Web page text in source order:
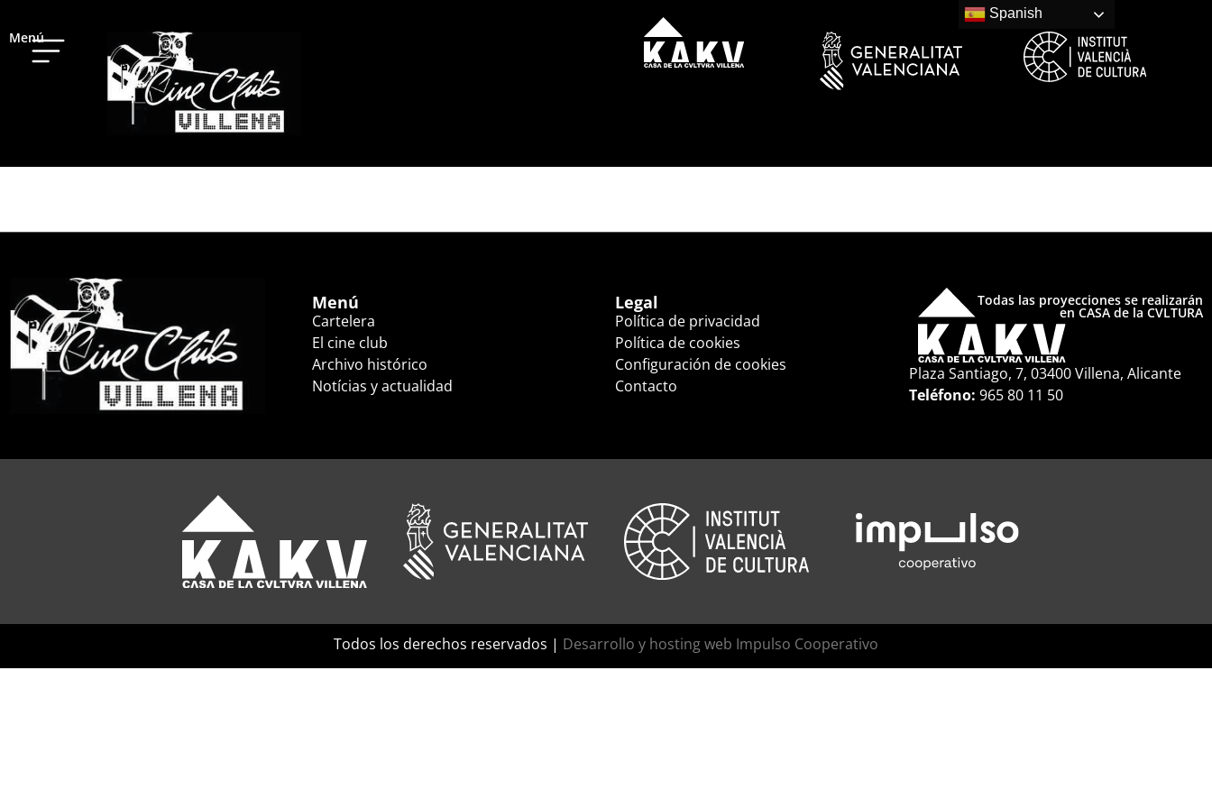
Menú
Menú
Cartelera
El cine club
Archivo histórico
Notícias y actualidad
Legal
Política de privacidad
Política de cookies
Configuración de cookies
Contacto
Todas las proyecciones se realizarán
en CASA de la CVLTURA
Plaza Santiago, 7, 03400 Villena, Alicante
Teléfono: 965 80 11 50
Todos los derechos reservados | Desarrollo y hosting web Impulso Cooperativo
Spanish